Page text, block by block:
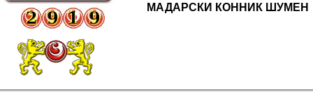
МАДАРСКИ КОННИК ШУМЕН